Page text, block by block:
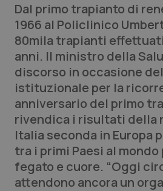
QS Pro
Professionisti Sanitari.AI
Abruzzo
Basilicata
Calabria
Campania
QS Pro Gold
Artrite & artrosi
Asma & BPCO
Car-T
QS Club Newsletter
Dal primo trapianto di
1966 al Policlinico
80mila trapianti
anni. Il ministro della
discorso in occasione
istituzionale per la
anniversario del primo
rivendica i risultati della
Italia seconda in Europa
tra i primi Paesi al
fegato e cuore. “Oggi
attendono ancora un